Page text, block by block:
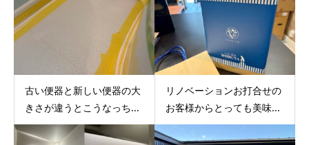
古い便器と新しい便器の大
きさが違うとこうなっち...
リノベーションお打合せの
お客様からとっても美味...